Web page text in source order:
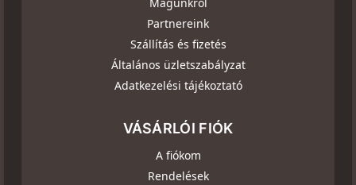
Partnereink
Szállítás és fizetés
Általános üzletszabályzat
Adatkezelési tájékoztató
VÁSÁRLÓI FIÓK
A fiókom
Rendelések